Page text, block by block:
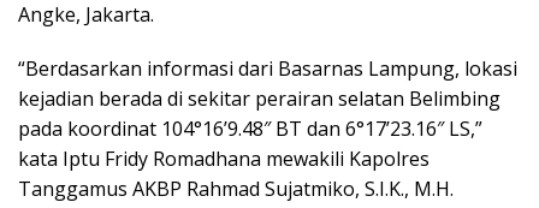
Angke, Jakarta.
“Berdasarkan informasi dari Basarnas Lampung, lokasi
kejadian berada di sekitar perairan selatan Belimbing
pada koordinat 104°16’9.48″ BT dan 6°17’23.16″ LS,”
kata Iptu Fridy Romadhana mewakili Kapolres
Tanggamus AKBP Rahmad Sujatmiko, S.I.K., M.H.